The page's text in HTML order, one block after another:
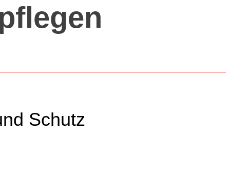
Schutz